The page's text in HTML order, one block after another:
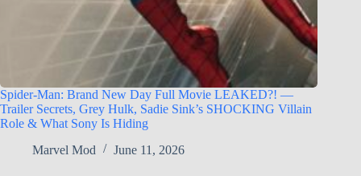
Spider-Man: Brand New Day Full Movie LEAKED?! —
Trailer Secrets, Grey Hulk, Sadie Sink’s SHOCKING Villain
Role & What Sony Is Hiding
Marvel Mod
June 11, 2026